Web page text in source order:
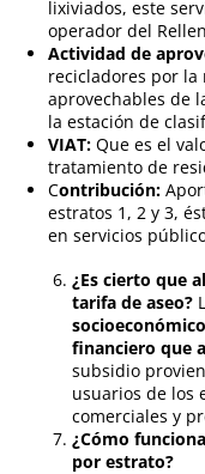
lixiviados, este
operador del
Actividad de
recicladores por la
aprovechables de
la estación de
VIAT: Que es el
tratamiento de
Contribución:
estratos 1, 2 y 3,
en servicios
¿Es cierto que
tarifa de aseo?
financiero que
subsidio
usuarios de los
comerciales y
¿Cómo
por estrato?